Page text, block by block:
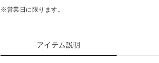
※営業日に限ります。
アイテム説明